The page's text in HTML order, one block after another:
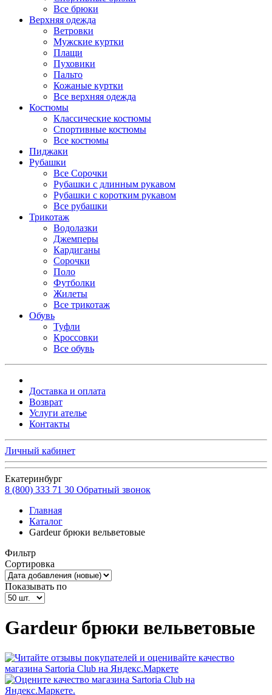
Все брюки
Верхняя одежда
Ветровки
Мужские куртки
Плащи
Пуховики
Пальто
Кожаные куртки
Все верхняя одежда
Костюмы
Классические костюмы
Спортивные костюмы
Все костюмы
Пиджаки
Рубашки
Все Сорочки
Рубашки с длинным рукавом
Рубашки с коротким рукавом
Все рубашки
Трикотаж
Водолазки
Джемперы
Кардиганы
Сорочки
Поло
Футболки
Жилеты
Все трикотаж
Обувь
Туфли
Кроссовки
Все обувь
Доставка и оплата
Возврат
Услуги ателье
Контакты
Личный кабинет
Екатеринбург
8 (800) 333 71 30 Обратный звонок
Главная
Каталог
Gardeur брюки вельветовые
Фильтр
Сортировка
Показывать по
Gardeur брюки вельветовые